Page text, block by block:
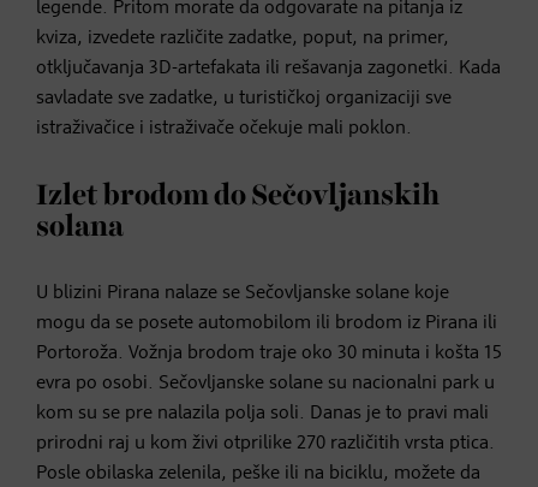
legende. Pritom morate da odgovarate na pitanja iz
kviza, izvedete različite zadatke, poput, na primer,
otključavanja 3D-artefakata ili rešavanja zagonetki. Kada
savladate sve zadatke, u turističkoj organizaciji sve
istraživačice i istraživače očekuje mali poklon.
Izlet brodom do Sečovljanskih
solana
U blizini Pirana nalaze se Sečovljanske solane koje
mogu da se posete automobilom ili brodom iz Pirana ili
Portoroža. Vožnja brodom traje oko 30 minuta i košta 15
evra po osobi. Sečovljanske solane su nacionalni park u
kom su se pre nalazila polja soli. Danas je to pravi mali
prirodni raj u kom živi otprilike 270 različitih vrsta ptica.
Posle obilaska zelenila, peške ili na biciklu, možete da